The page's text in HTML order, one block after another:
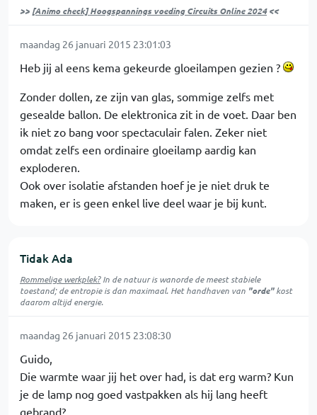
>> [Animo check] Hoogspannings voeding Circuits Online 2024<<
maandag 26 januari 2015 23:01:03
Heb jij al eens kema gekeurde gloeilampen gezien ?
Zonder dollen, ze zijn van glas, sommige zelfs met
gesealde ballon. De elektronica zit in de voet. Daar ben
ik niet zo bang voor spectaculair falen. Zeker niet
omdat zelfs een ordinaire gloeilamp aardig kan
exploderen.
Ook over isolatie afstanden hoef je je niet druk te
maken, er is geen enkel live deel waar je bij kunt.
Tidak Ada
Rommelige werkplek?In de natuur iswanordede meest stabiele
toestand; de entropie is dan maximaal. Het handhaven van "orde"kost
daarom altijd energie.
maandag 26 januari 2015 23:08:30
Guido,
Die warmte waar jij het over had, is dat erg warm? Kun
je de lamp nog goed vastpakken als hij lang heeft
gebrand?